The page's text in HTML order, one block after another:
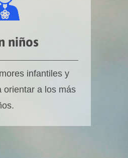
niños
infantiles y
orientar a los más